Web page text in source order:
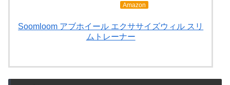
Amazon
Soomloom アブホイール エクササイズウィル スリ
ムトレーナー